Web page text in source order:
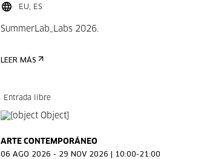
EU, ES
SummerLab_Labs 2026.
LEER MÁS
Entrada libre
ARTE CONTEMPORÁNEO
06 AGO 2026 - 29 NOV 2026 | 10:00-21:00